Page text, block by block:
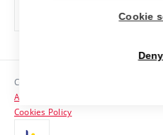
Contacts
Media
Copyright © 2026 VUT
Accessibility Statement
Cookies Policy
Cookie